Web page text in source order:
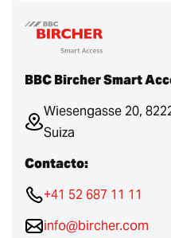
BBC Bircher Smart
Wiesengasse 20,
Suiza
Contacto:
+41 52 687 11 11
info@bircher.com